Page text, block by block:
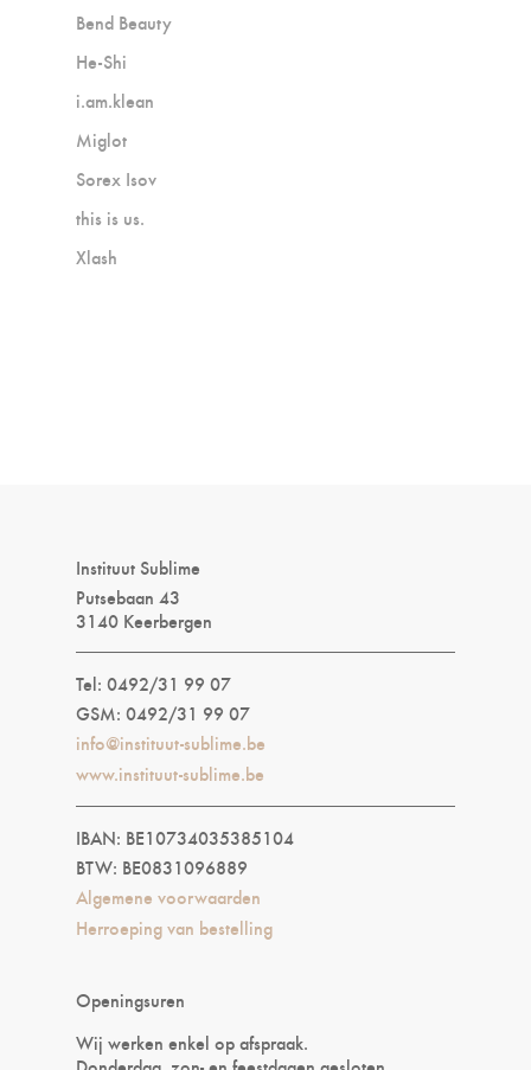
Bend Beauty
He-Shi
i.am.klean
Miglot
Sorex Isov
this is us.
Xlash
Instituut Sublime
Putsebaan 43
3140 Keerbergen
Tel: 0492/31 99 07
GSM: 0492/31 99 07
info@instituut-sublime.be
www.instituut-sublime.be
IBAN: BE10734035385104
BTW: BE0831096889
Algemene voorwaarden
Herroeping van bestelling
Openingsuren
Wij werken enkel op afspraak.